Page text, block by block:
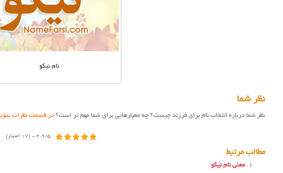
نام نیکو
نظر شما
نظر شما درباره انتخاب نام برای فرزند چیست؟ چه معیارهایی برای شما مهم تر است؟ در قسمت نظرات
4.9/5 - (17 امتیاز)
مطالب مرتبط
معنی نام نیکو